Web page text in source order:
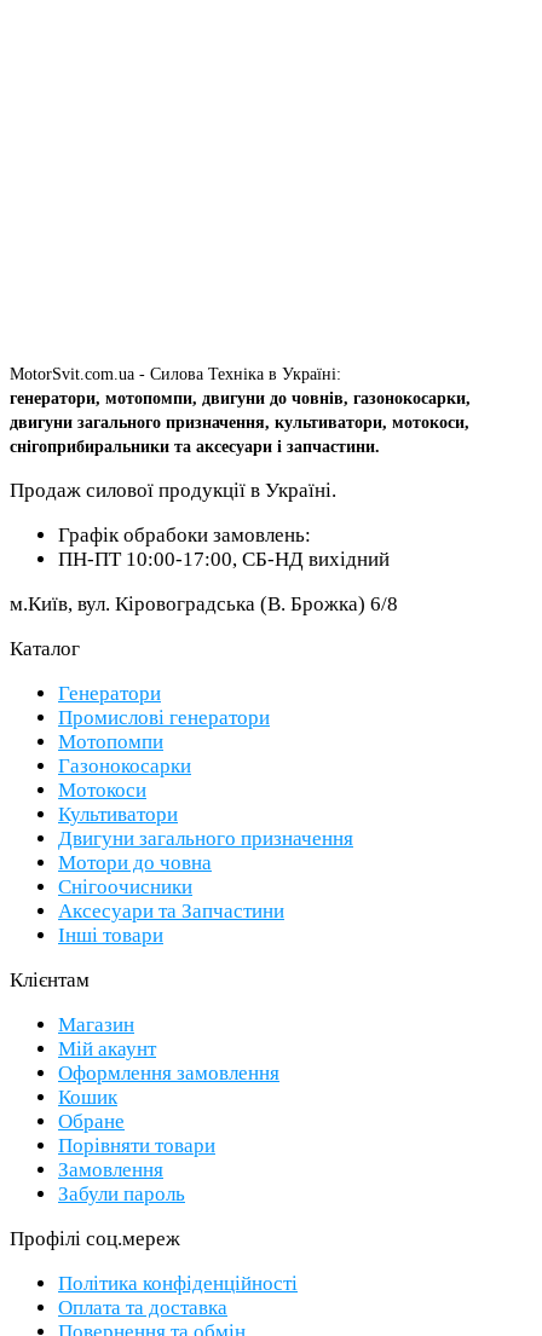
MotorSvit.com.ua - Силова Техніка в Україні:
генератори, мотопомпи, двигуни до човнів, газонокосарки,
двигуни загального призначення, культиватори, мотокоси,
снігоприбиральники та аксесуари і запчастини.
Продаж силової продукції в Україні.
Графік обрабоки замовлень:
ПН-ПТ 10:00-17:00, СБ-НД вихідний
м.Київ, вул. Кіровоградська (В. Брожка) 6/8
Каталог
Генератори
Промислові генератори
Мотопомпи
Газонокосарки
Мотокоси
Культиватори
Двигуни загального призначення
Мотори до човна
Снігоочисники
Аксесуари та Запчастини
Інші товари
Клієнтам
Магазин
Мій акаунт
Оформлення замовлення
Кошик
Обране
Порівняти товари
Замовлення
Забули пароль
Профілі соц.мереж
Політика конфіденційності
Оплата та доставка